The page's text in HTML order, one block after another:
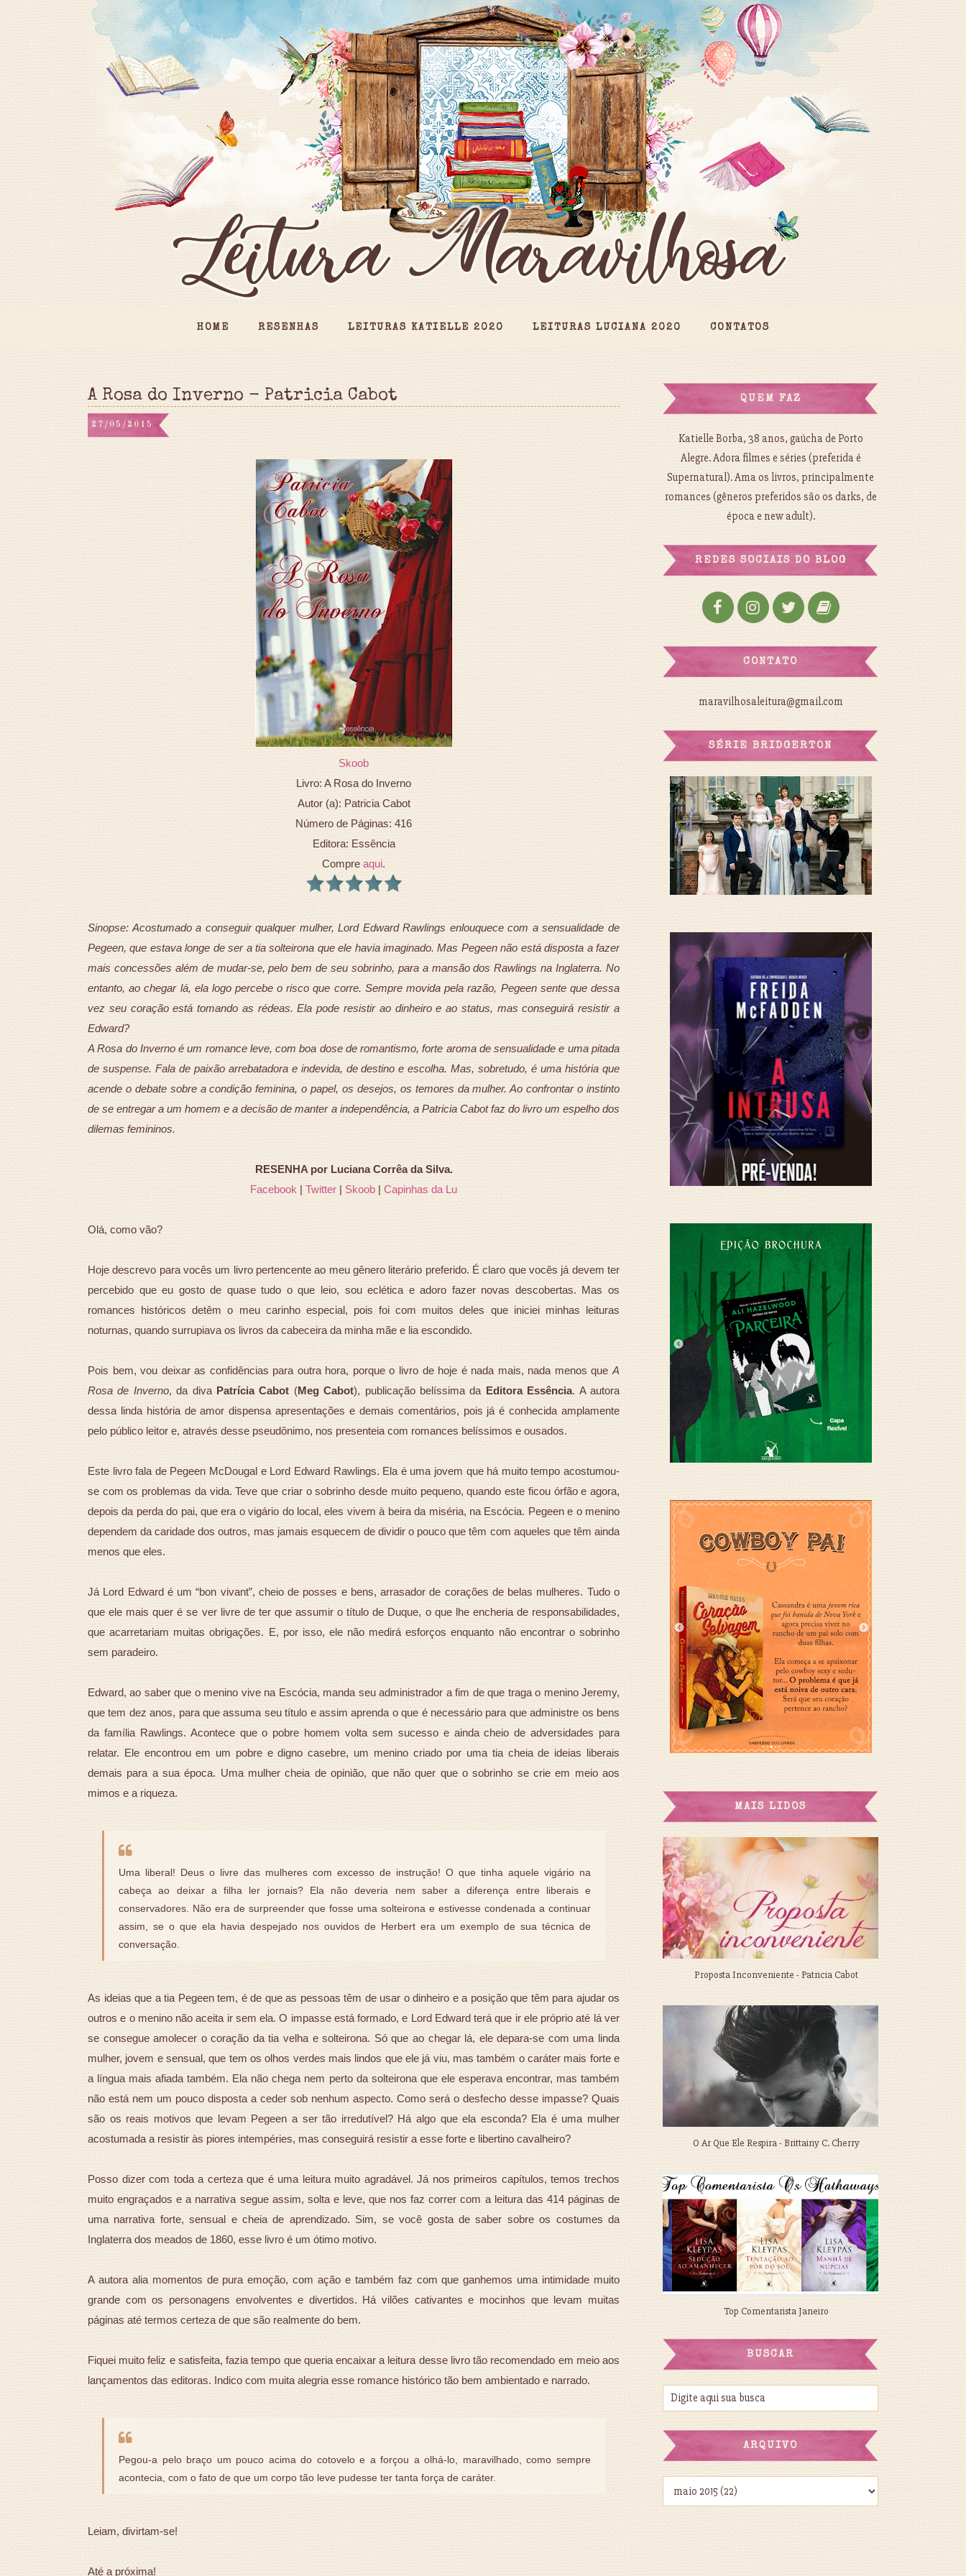
HOME RESENHAS LEITURAS KATIELLE 2020 LEITURAS LUCIANA 2020 CONTATOS
A Rosa do Inverno - Patricia Cabot
27/05/2015
Skoob
Livro: A Rosa do Inverno
Autor (a): Patricia Cabot
Número de Páginas: 416
Editora: Essência
Compre aqui.
Sinopse: Acostumado a conseguir qualquer mulher, Lord Edward Rawlings enlouquece com a sensualidade de
Pegeen, que estava longe de ser a tia solteirona que ele havia imaginado. Mas Pegeen não está disposta a fazer
mais concessões além de mudar-se, pelo bem de seu sobrinho, para a mansão dos Rawlings na Inglaterra. No
entanto, ao chegar lá, ela logo percebe o risco que corre. Sempre movida pela razão, Pegeen sente que dessa
vez seu coração está tomando as rédeas. Ela pode resistir ao dinheiro e ao status, mas conseguirá resistir a
Edward?
A Rosa do Inverno é um romance leve, com boa dose de romantismo, forte aroma de sensualidade e uma pitada
de suspense. Fala de paixão arrebatadora e indevida, de destino e escolha. Mas, sobretudo, é uma história que
acende o debate sobre a condição feminina, o papel, os desejos, os temores da mulher. Ao confrontar o instinto
de se entregar a um homem e a decisão de manter a independência, a Patricia Cabot faz do livro um espelho dos
dilemas femininos.
RESENHA por Luciana Corrêa da Silva.
Facebook | Twitter| Skoob | Capinhas da Lu
Olá, como vão?
Hoje descrevo para vocês um livro pertencente ao meu gênero literário preferido. É claro que vocês já devem ter
percebido que eu gosto de quase tudo o que leio, sou eclética e adoro fazer novas descobertas. Mas os
romances históricos detêm o meu carinho especial, pois foi com muitos deles que iniciei minhas leituras
noturnas, quando surrupiava os livros da cabeceira da minha mãe e lia escondido.
Pois bem, vou deixar as confidências para outra hora, porque o livro de hoje é nada mais, nada menos que A
Rosa de Inverno, da divaPatrícia Cabot(Meg Cabot), publicação belíssima da Editora Essência. A autora
dessa linda história de amor dispensa apresentações e demais comentários, pois já é conhecida amplamente
pelo público leitor e, através desse pseudônimo, nos presenteia com romances belíssimos e ousados.
Este livro fala de Pegeen McDougal e Lord Edward Rawlings. Ela é uma jovem que há muito tempo acostumou-
se com os problemas da vida. Teve que criar o sobrinho desde muito pequeno, quando este ficou órfão e agora,
depois da perda do pai, que era o vigário do local, eles vivem à beira da miséria, na Escócia. Pegeen e o menino
dependem da caridade dos outros, mas jamais esquecem de dividir o pouco que têm com aqueles que têm ainda
menos que eles.
Já Lord Edward é um “bon vivant”, cheio de posses e bens, arrasador de corações de belas mulheres. Tudo o
que ele mais quer é se ver livre de ter que assumir o título de Duque, o que lhe encheria de responsabilidades,
que acarretariam muitas obrigações. E, por isso, ele não medirá esforços enquanto não encontrar o sobrinho
sem paradeiro.
Edward, ao saber que o menino vive na Escócia, manda seu administrador a fim de que traga o menino Jeremy,
que tem dez anos, para que assuma seu título e assim aprenda o que é necessário para que administre os bens
da família Rawlings. Acontece que o pobre homem volta sem sucesso e ainda cheio de adversidades para
relatar. Ele encontrou em um pobre e digno casebre, um menino criado por uma tia cheia de ideias liberais
demais para a sua época. Uma mulher cheia de opinião, que não quer que o sobrinho se crie em meio aos
mimos e a riqueza.
Uma liberal! Deus o livre das mulheres com excesso de instrução! O que tinha aquele vigário na
cabeça ao deixar a filha ler jornais? Ela não deveria nem saber a diferença entre liberais e
conservadores. Não era de surpreender que fosse uma solteirona e estivesse condenada a continuar
assim, se o que ela havia despejado nos ouvidos de Herbert era um exemplo de sua técnica de
conversação.
As ideias que a tia Pegeen tem, é de que as pessoas têm de usar o dinheiro e a posição que têm para ajudar os
outros e o menino não aceita ir sem ela. O impasse está formado, e Lord Edward terá que ir ele próprio até lá ver
se consegue amolecer o coração da tia velha e solteirona. Só que ao chegar lá, ele depara-se com uma linda
mulher, jovem e sensual, que tem os olhos verdes mais lindos que ele já viu, mas também o caráter mais forte e
a língua mais afiada também. Ela não chega nem perto da solteirona que ele esperava encontrar, mas também
não está nem um pouco disposta a ceder sob nenhum aspecto. Como será o desfecho desse impasse? Quais
são os reais motivos que levam Pegeen a ser tão irredutível? Há algo que ela esconda? Ela é uma mulher
acostumada a resistir às piores intempéries, mas conseguirá resistir a esse forte e libertino cavalheiro?
Posso dizer com toda a certeza que é uma leitura muito agradável. Já nos primeiros capítulos, temos trechos
muito engraçados e a narrativa segue assim, solta e leve, que nos faz correr com a leitura das 414 páginas de
uma narrativa forte, sensual e cheia de aprendizado. Sim, se você gosta de saber sobre os costumes da
Inglaterra dos meados de 1860, esse livro é um ótimo motivo.
A autora alia momentos de pura emoção, com ação e também faz com que ganhemos uma intimidade muito
grande com os personagens envolventes e divertidos. Há vilões cativantes e mocinhos que levam muitas
páginas até termos certeza de que são realmente do bem.
Fiquei muito feliz e satisfeita, fazia tempo que queria encaixar a leitura desse livro tão recomendado em meio aos
lançamentos das editoras. Indico com muita alegria esse romance histórico tão bem ambientado e narrado.
Pegou-a pelo braço um pouco acima do cotovelo e a forçou a olhá-lo, maravilhado, como sempre
acontecia, com o fato de que um corpo tão leve pudesse ter tanta força de caráter.
Leiam, divirtam-se!
Até a próxima!
QUEM FAZ
Katielle Borba, 38 anos, gaúcha de Porto
Alegre. Adora filmes e séries (preferida é
Supernatural). Ama os livros, principalmente
romances (gêneros preferidos são os darks, de
época e new adult).
REDES SOCIAIS DO BLOG
CONTATO
maravilhosaleitura@gmail.com
SÉRIE BRIDGERTON
MAIS LIDOS
Proposta Inconveniente - Patricia Cabot
O Ar Que Ele Respira - Brittainy C. Cherry
Top Comentarista Janeiro
BUSCAR
ARQUIVO